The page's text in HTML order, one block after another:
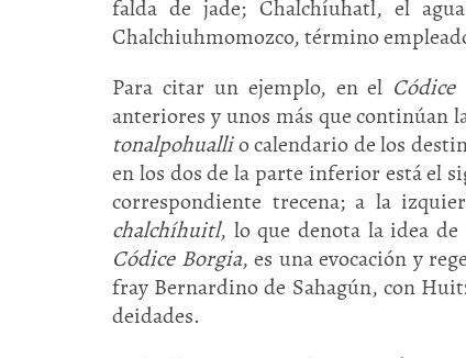
falda de jade; Chalchíuhatl, el
Chalchiuhmomozco, término
Para citar un ejemplo, en el Códice
anteriores y unos más que continúan
tonalpohuallio calendario de los
en los dos de la parte inferior está el
correspondiente trecena; a la
chalchíhuitl, lo que denota la idea de
Códice Borgia, es una evocación y
fray Bernardino de Sahagún, con
deidades.